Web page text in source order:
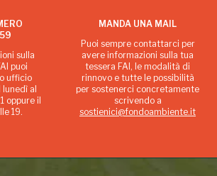
sulla
puoi
ufficio
al
oppure il
19.
MANDA UNA MAIL
Puoi sempre contattarci per
avere informazioni sulla tua
tessera FAI, le modalità di
rinnovo e tutte le possibilità
per sostenerci concretamente
scrivendo a
sostienici@fondoambiente.it